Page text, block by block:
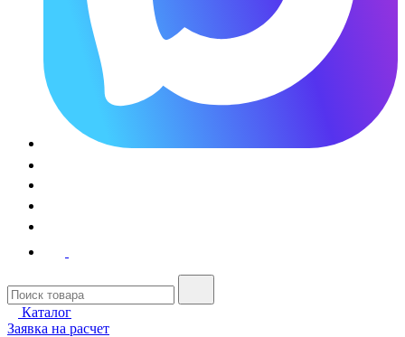
Каталог
Заявка на расчет